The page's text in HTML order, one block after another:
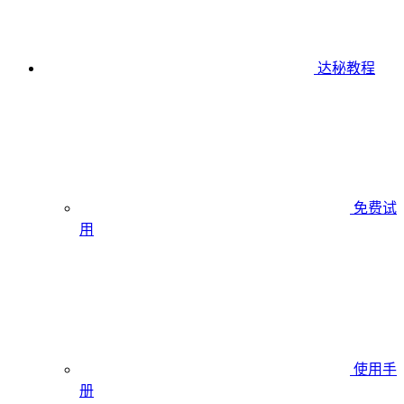
达秘教程
免费试
用
使用手
册